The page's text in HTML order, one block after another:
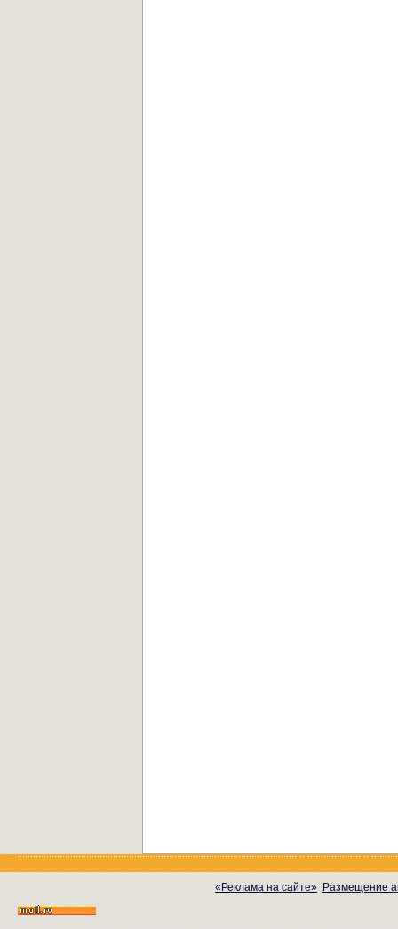
«Реклама на сайте» Размещение